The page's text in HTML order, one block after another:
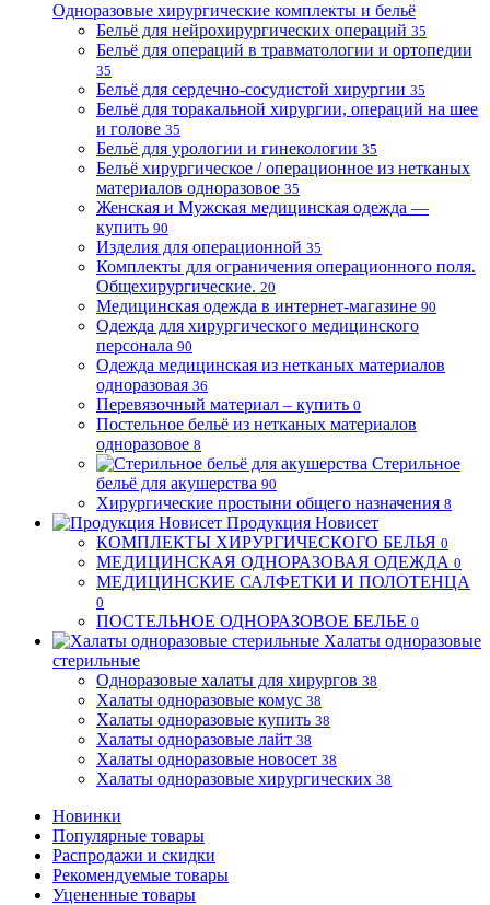
Одноразовые хирургические комплекты и бельё
Бельё для нейрохирургических операций 35
Бельё для операций в травматологии и ортопедии
35
Бельё для сердечно-сосудистой хирургии 35
Бельё для торакальной хирургии, операций на шее
и голове 35
Бельё для урологии и гинекологии 35
Бельё хирургическое / операционное из нетканых
материалов одноразовое 35
Женская и Мужская медицинская одежда —
купить 90
Изделия для операционной 35
Комплекты для ограничения операционного поля.
Общехирургические. 20
Медицинская одежда в интернет-магазине 90
Одежда для хирургического медицинского
персонала 90
Одежда медицинская из нетканых материалов
одноразовая 36
Перевязочный материал – купить 0
Постельное бельё из нетканых материалов
одноразовое 8
Стерильное
бельё для акушерства 90
Хирургические простыни общего назначения 8
Продукция Новисет
КОМПЛЕКТЫ ХИРУРГИЧЕСКОГО БЕЛЬЯ 0
МЕДИЦИНСКАЯ ОДНОРАЗОВАЯ ОДЕЖДА 0
МЕДИЦИНСКИЕ САЛФЕТКИ И ПОЛОТЕНЦА
0
ПОСТЕЛЬНОЕ ОДНОРАЗОВОЕ БЕЛЬЕ 0
Халаты одноразовые
стерильные
Одноразовые халаты для хирургов 38
Халаты одноразовые комус 38
Халаты одноразовые купить 38
Халаты одноразовые лайт 38
Халаты одноразовые новосет 38
Халаты одноразовые хирургических 38
Новинки
Популярные товары
Распродажи и скидки
Рекомендуемые товары
Уцененные товары